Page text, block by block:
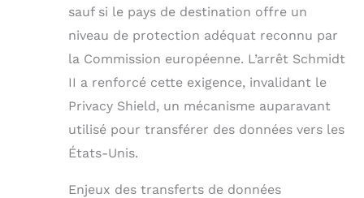
sauf si le pays de destination offre un
niveau de protection adéquat reconnu par
la Commission européenne. L’arrêt Schmidt
II a renforcé cette exigence, invalidant le
Privacy Shield, un mécanisme auparavant
utilisé pour transférer des données vers les
États-Unis.
Enjeux des transferts de données